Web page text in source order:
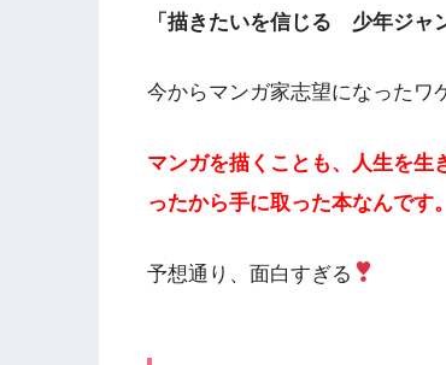
「描きたいを信じる 少年ジャ
今からマンガ家志望になったワ
マンガを描くことも、人生を生
ったから手に取った本なんです。
予想通り、面白すぎる